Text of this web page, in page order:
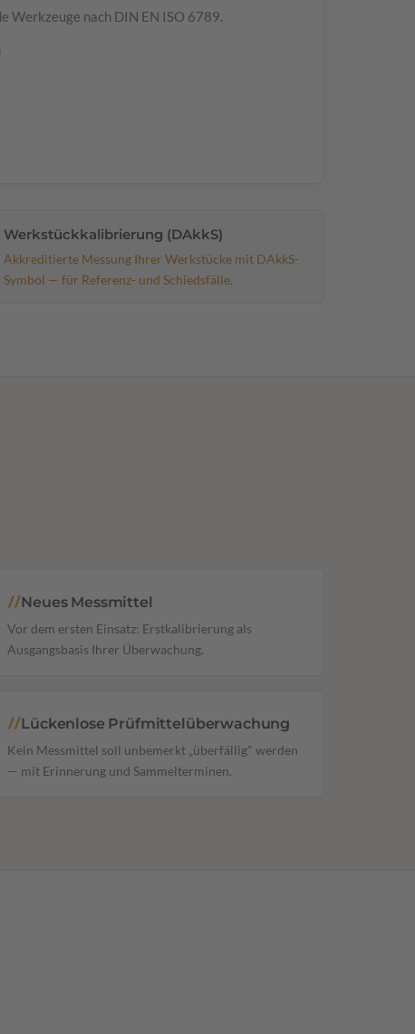
Werkzeuge nach DIN EN ISO 6789.
Werkstückkalibrierung (DAkkS)
Akkreditierte Messung Ihrer Werkstücke mit DAkkS-
Symbol — für Referenz- und Schiedsfälle.
//Neues Messmittel
Vor dem ersten Einsatz: Erstkalibrierung als
Ausgangsbasis Ihrer Überwachung.
//Lückenlose Prüfmittelüberwachung
Kein Messmittel soll unbemerkt „überfällig" werden
— mit Erinnerung und Sammelterminen.